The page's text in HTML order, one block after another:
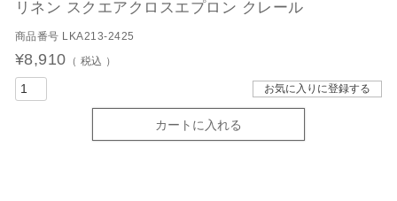
リネン スクエアクロスエプロン クレール
商品番号 LKA213-2425
¥8,910 税込
お気に入りに登録する
カートに入れる